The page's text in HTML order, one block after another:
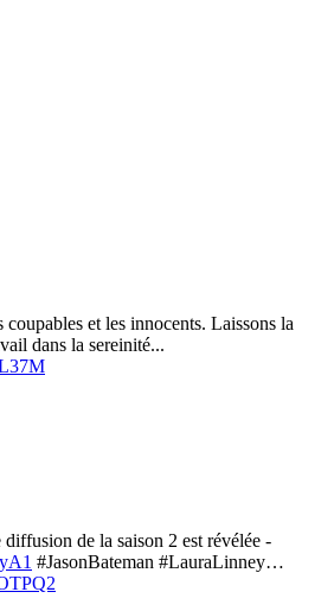
coupables et les innocents. Laissons la
dans la sereinité...
de la saison 2 est révélée -
#JasonBateman #LauraLinney…